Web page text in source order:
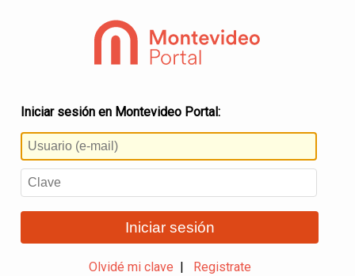
Iniciar sesión en Montevideo Portal:
Iniciar sesión
Olvidé mi clave Registrate